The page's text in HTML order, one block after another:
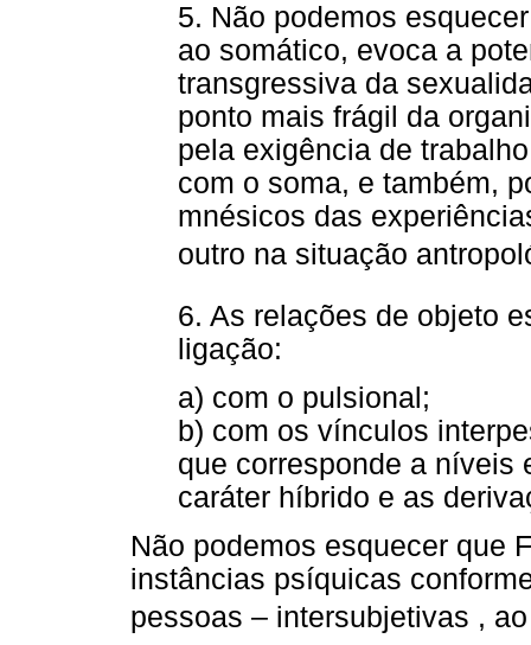
5. Não podemos
ao somático, evoca a
transgressiva da
ponto mais frágil da
pela exigência de
com o soma, e também,
mnésicos das
outro na situação
6. As relações de objeto
ligação:
a) com o pulsional;
b) com os vínculos
que corresponde a níveis
caráter híbrido e as
Não podemos esquecer que
instâncias psíquicas
pessoas – intersubjetivas ,